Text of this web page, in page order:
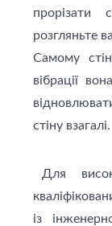
прорізати
розгляньте
Самому
вібрації
стіну взагалі.
Для
із